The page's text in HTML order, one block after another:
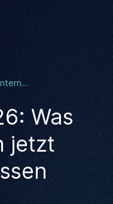
EU AI Act 2026: Was Unternehmen jetzt umsetzen müssen
Was
jetzt